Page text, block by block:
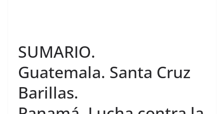
SUMARIO.
Guatemala. Santa Cruz
Barillas.